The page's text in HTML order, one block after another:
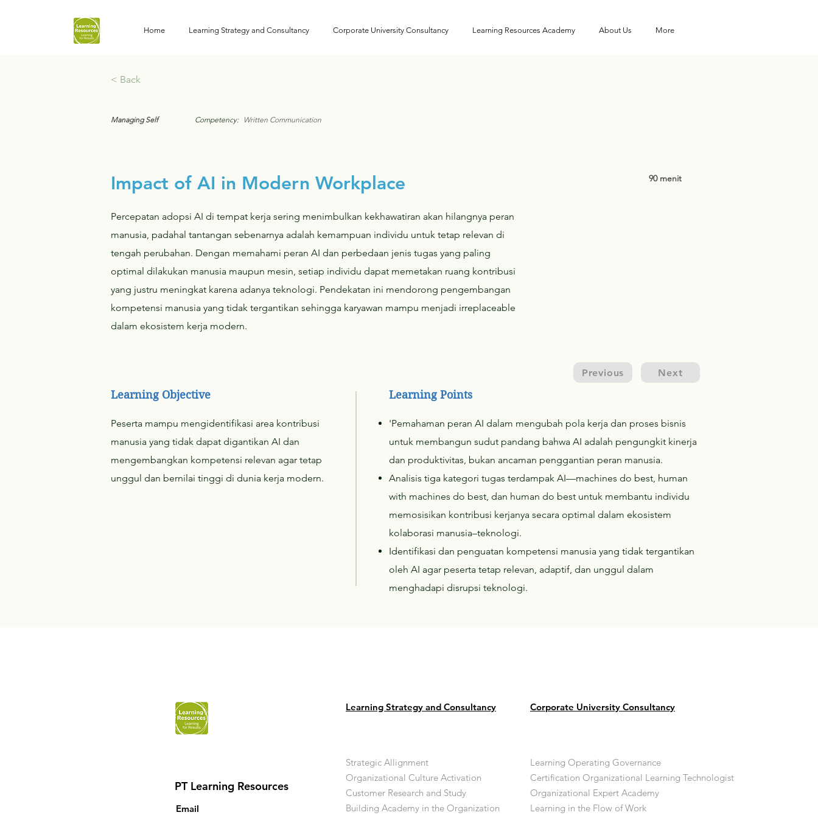
Home Learning Strategy and Consultancy Corporate University Consultancy Learning Resources Academy About Us More
< Back
Competency: Written Communication
Impact of AI in Modern Workplace​ 90 menit
Percepatan adopsi AI di tempat kerja sering menimbulkan kekhawatiran akan hilangnya peran
manusia, padahal tantangan sebenarnya adalah kemampuan individu untuk tetap relevan di
tengah perubahan. Dengan memahami peran AI dan perbedaan jenis tugas yang paling
optimal dilakukan manusia maupun mesin, setiap individu dapat memetakan ruang kontribusi
yang justru meningkat karena adanya teknologi. Pendekatan ini mendorong pengembangan
kompetensi manusia yang tidak tergantikan sehingga karyawan mampu menjadi irreplaceable
dalam ekosistem kerja modern.
Managing Self
Previous Next
Learning Objective Learning Points
'Pemahaman peran AI dalam mengubah pola kerja dan proses bisnis
untuk membangun sudut pandang bahwa AI adalah pengungkit kinerja
dan produktivitas, bukan ancaman penggantian peran manusia.
Analisis tiga kategori tugas terdampak AI—machines do best, human
with machines do best, dan human do best untuk membantu individu
memosisikan kontribusi kerjanya secara optimal dalam ekosistem
kolaborasi manusia–teknologi.
Identifikasi dan penguatan kompetensi manusia yang tidak tergantikan
oleh AI agar peserta tetap relevan, adaptif, dan unggul dalam
menghadapi disrupsi teknologi.
Peserta mampu mengidentifikasi area kontribusi
manusia yang tidak dapat digantikan AI dan
mengembangkan kompetensi relevan agar tetap
unggul dan bernilai tinggi di dunia kerja modern.
PT Learning Resources
Email
Learning Strategy and Consultancy
Strategic Allignment
Organizational Culture Activation
Customer Research and Study
Building Academy in the Organization
Corporate University Consultancy
Learning Operating Governance
Certification Organizational Learning Technologist
Organizational Expert Academy
Learning in the Flow of Work